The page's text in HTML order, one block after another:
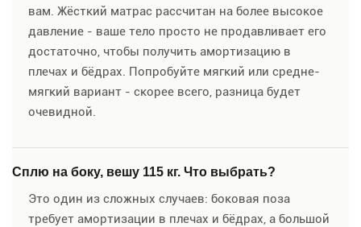
вам. Жёсткий матрас рассчитан на более высокое
давление - ваше тело просто не продавливает его
достаточно, чтобы получить амортизацию в
плечах и бёдрах. Попробуйте мягкий или средне-
мягкий вариант - скорее всего, разница будет
очевидной.
Сплю на боку, вешу 115 кг. Что выбрать?
Это один из сложных случаев: боковая поза
требует амортизации в плечах и бёдрах, а большой